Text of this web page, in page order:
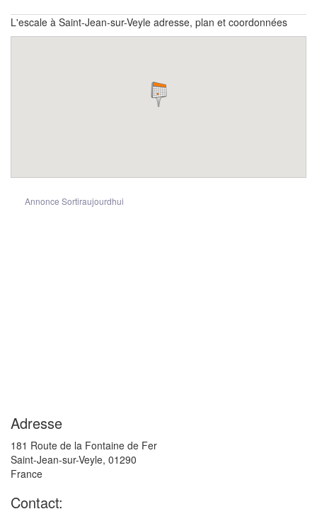
L'escale à Saint-Jean-sur-Veyle adresse, plan et coordonnées
Annonce Sortiraujourdhui
Adresse
181 Route de la Fontaine de Fer
Saint-Jean-sur-Veyle, 01290
France
Contact: